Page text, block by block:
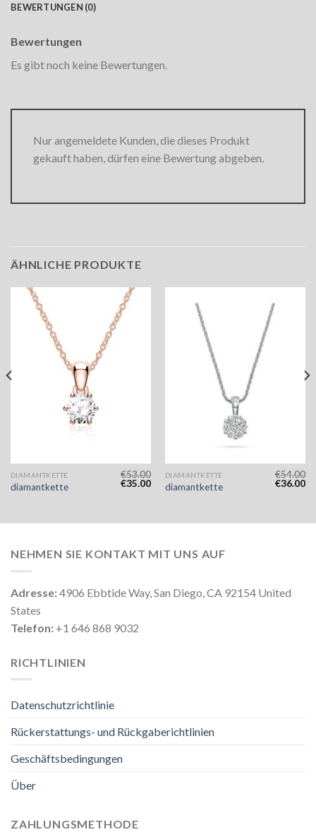
BEWERTUNGEN (0)
Bewertungen
Es gibt noch keine Bewertungen.
Nur angemeldete Kunden, die dieses Produkt
gekauft haben, dürfen eine Bewertung abgeben.
ÄHNLICHE PRODUKTE
DIAMANTKETTE
diamantkette
€53.00
€35.00
DIAMANTKETTE
diamantkette
€54.00
€36.00
NEHMEN SIE KONTAKT MIT UNS AUF
Adresse:4906 Ebbtide Way, San Diego, CA 92154 United
States
Telefon: +1 646 868 9032
RICHTLINIEN
Datenschutzrichtlinie
Rückerstattungs- und Rückgaberichtlinien
Geschäftsbedingungen
Über
ZAHLUNGSMETHODE